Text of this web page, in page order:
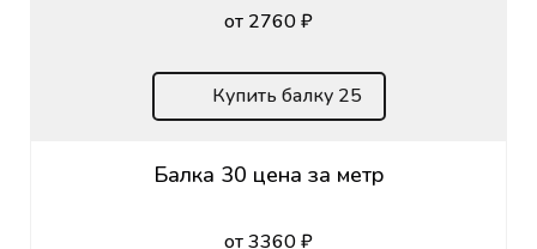
от 2760 ₽
Купить балку 25
Балка 30 цена за метр
от 3360 ₽